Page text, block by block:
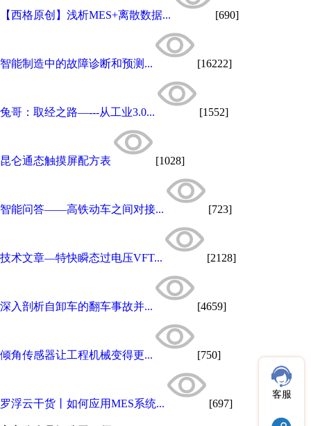
【西格原创】浅析MES+离散数据... [690]
智能制造中的故障诊断和预测... [16222]
兔哥：取经之路—---从工业3.0... [1552]
昆仑通态触摸屏配方表 [1028]
智能问答——高铁动车之间对接... [723]
技术文章—特快瞬态过电压VFT... [2128]
深入剖析自卸车的翻车事故并... [4659]
倾角传感器让工程机械变得更... [750]
罗浮云干货丨如何应用MES系统... [697]
客服